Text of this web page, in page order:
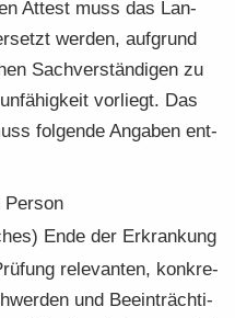
At­test muss das Lan­
wer­den, auf­grund
Sach­ver­stän­di­gen zu
vor­liegt. Das
fol­gen­de An­ga­ben ent­
Per­son
Ende der Er­kran­kung
re­le­van­ten, kon­kre­
und Be­ein­träch­ti­